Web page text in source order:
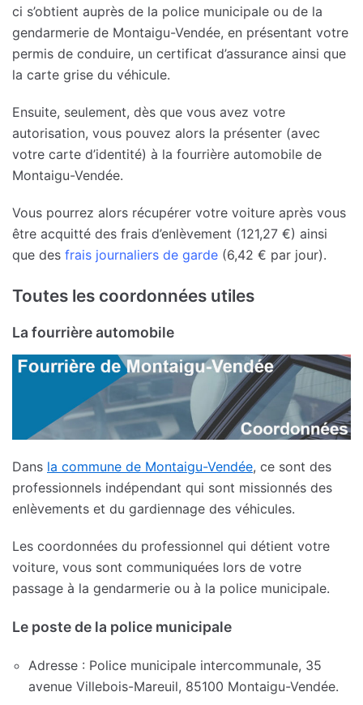
ci s’obtient auprès de la police municipale ou de la
gendarmerie de Montaigu-Vendée, en présentant votre
permis de conduire, un certificat d’assurance ainsi que
la carte grise du véhicule.
Ensuite, seulement, dès que vous avez votre
autorisation, vous pouvez alors la présenter (avec
votre carte d’identité) à la fourrière automobile de
Montaigu-Vendée.
Vous pourrez alors récupérer votre voiture après vous
être acquitté des frais d’enlèvement (121,27 €) ainsi
que des frais journaliers de garde (6,42 € par jour).
Toutes les coordonnées utiles
La fourrière automobile
Dans la commune de Montaigu-Vendée, ce sont des
professionnels indépendant qui sont missionnés des
enlèvements et du gardiennage des véhicules.
Les coordonnées du professionnel qui détient votre
voiture, vous sont communiquées lors de votre
passage à la gendarmerie ou à la police municipale.
Le poste de la police municipale
Adresse : Police municipale intercommunale, 35
avenue Villebois-Mareuil, 85100 Montaigu-Vendée.